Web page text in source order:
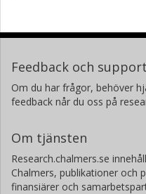
Feedback och support
Om du har frågor, behöver
feedback når du oss på
Om tjänsten
Research.chalmers.se
Chalmers, publikationer och
finansiärer och